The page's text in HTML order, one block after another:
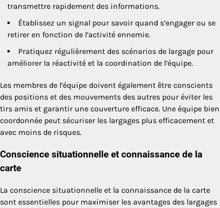
transmettre rapidement des informations.
Établissez un signal pour savoir quand s’engager ou se
retirer en fonction de l’activité ennemie.
Pratiquez régulièrement des scénarios de largage pour
améliorer la réactivité et la coordination de l’équipe.
Les membres de l’équipe doivent également être conscients
des positions et des mouvements des autres pour éviter les
tirs amis et garantir une couverture efficace. Une équipe bien
coordonnée peut sécuriser les largages plus efficacement et
avec moins de risques.
Conscience situationnelle et connaissance de la
carte
La conscience situationnelle et la connaissance de la carte
sont essentielles pour maximiser les avantages des largages